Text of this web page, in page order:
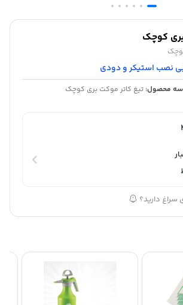
کوچک
نصب استیکر و دودی
محصول: تیغ کاتر موکت بری کوچک
دارید؟